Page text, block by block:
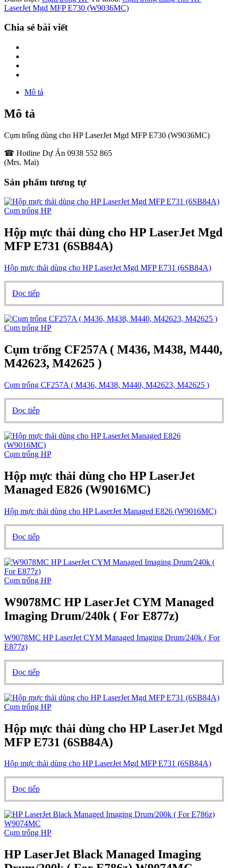
LaserJet Mgd MFP E730 (W9036MC)
Chia sẻ bài viết
Mô tả
Mô tả
Cụm trống dùng cho HP LaserJet Mgd MFP E730 (W9036MC)
☎ Hotline Dự Án 0938 552 865
(Mrs. Mai)
Sản phẩm tương tự
Cụm trống HP
Hộp mực thải dùng cho HP LaserJet Mgd
MFP E731 (6SB84A)
Hộp mực thải dùng cho HP LaserJet Mgd MFP E731 (6SB84A)
Đọc tiếp
Cụm trống HP
Cụm trống CF257A ( M436, M438, M440,
M42623, M42625 )
Cụm trống CF257A ( M436, M438, M440, M42623, M42625 )
Đọc tiếp
Cụm trống HP
Hộp mực thải dùng cho HP LaserJet
Managed E826 (W9016MC)
Hộp mực thải dùng cho HP LaserJet Managed E826 (W9016MC)
Đọc tiếp
Cụm trống HP
W9078MC HP LaserJet CYM Managed
Imaging Drum/240k ( For E877z)
W9078MC HP LaserJet CYM Managed Imaging Drum/240k ( For
E877z)
Đọc tiếp
Cụm trống HP
Hộp mực thải dùng cho HP LaserJet Mgd
MFP E731 (6SB84A)
Hộp mực thải dùng cho HP LaserJet Mgd MFP E731 (6SB84A)
Đọc tiếp
Cụm trống HP
HP LaserJet Black Managed Imaging